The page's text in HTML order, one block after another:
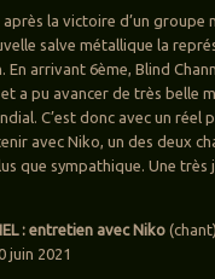
après la victoire d’un groupe
salve métallique la
En arrivant 6ème, Blind
a pu avancer de très belle
C’est donc avec un réel
avec Niko, un des deux
que sympathique. Une très
: entretien avec Niko
juin 2021